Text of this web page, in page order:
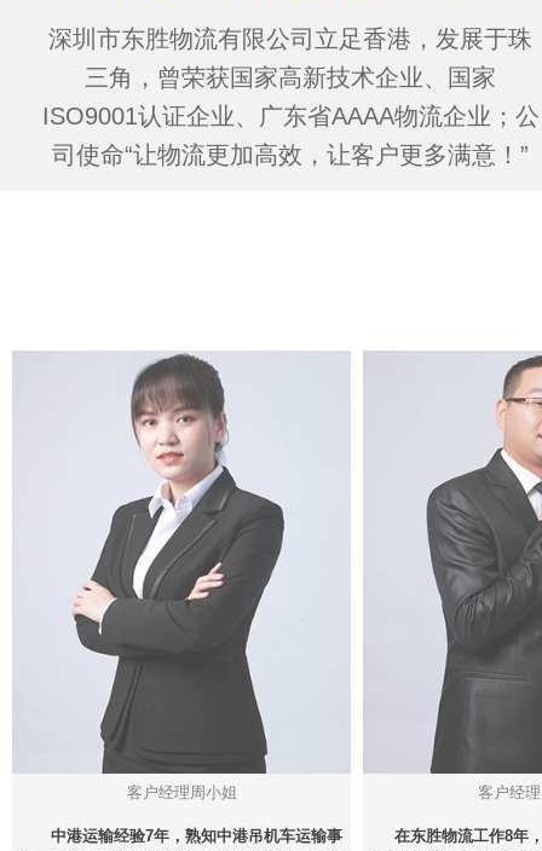
深圳市东胜物流有限公司立足香港，发展于珠
三角，曾荣获国家高新技术企业、国家
ISO9001认证企业、广东省AAAA物流企业；公
司使命“让物流更加高效，让客户更多满意！”
客户经理周小姐
中港运输经验7年，熟知中港吊机车运输事
客户经
在东胜物流工作8年